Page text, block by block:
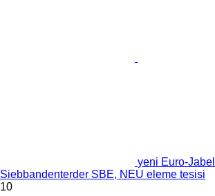
yeni Euro-
Siebbandenterder SBE, NEU eleme tesisi
10